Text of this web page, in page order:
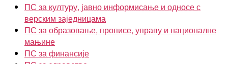
ПС за културу, јавно информисање и односе с
верским заједницама
ПС за образовање, прописе, управу и националне
мањине
ПС за финансије